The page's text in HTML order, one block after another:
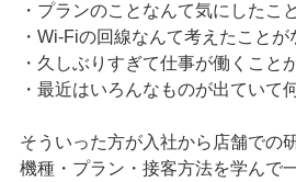
・プランのことなんて気にしたこ
・Wi-Fiの回線なんて考えたことが
・久しぶりすぎて仕事が働くこと
・最近はいろんなものが出ていて
そういった方が入社から店舗での
機種・プラン・接客方法を学んで